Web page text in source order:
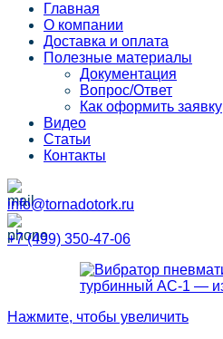
Главная
О компании
Доставка и оплата
Полезные материалы
Документация
Вопрос/Ответ
Как оформить заявку
Видео
Статьи
Контакты
info@tornadotork.ru
+7 (499) 350-47-06
Нажмите, чтобы увеличить